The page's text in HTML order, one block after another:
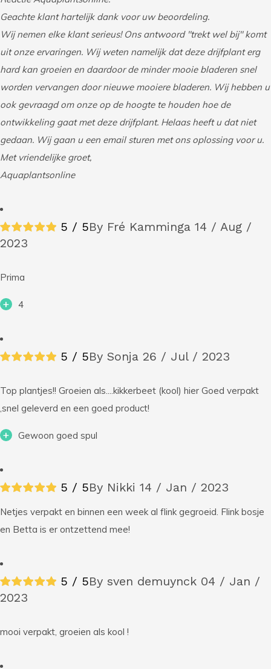
Geachte klant hartelijk dank voor uw beoordeling.
Wij nemen elke klant serieus! Ons antwoord "trekt wel bij" komt
uit onze ervaringen. Wij weten namelijk dat deze drijfplant erg
hard kan groeien en daardoor de minder mooie bladeren snel
worden vervangen door nieuwe mooiere bladeren. Wij hebben u
ook gevraagd om onze op de hoogte te houden hoe de
ontwikkeling gaat met deze drijfplant. Helaas heeft u dat niet
gedaan. Wij gaan u een email sturen met ons oplossing voor u.
Met vriendelijke groet,
Aquaplantsonline
5 / 5By Fré Kamminga 14 / Aug /
2023
Prima
+ 4
5 / 5By Sonja 26 / Jul / 2023
Top plantjes!! Groeien als....kikkerbeet (kool) hier Goed verpakt
,snel geleverd en een goed product!
+ Gewoon goed spul
5 / 5By Nikki 14 / Jan / 2023
Netjes verpakt en binnen een week al flink gegroeid. Flink bosje
en Betta is er ontzettend mee!
5 / 5By sven demuynck 04 / Jan /
2023
mooi verpakt, groeien als kool !